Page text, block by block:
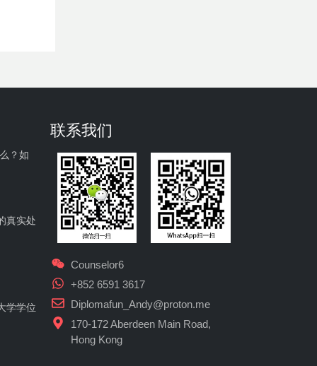
？如
真实处
学学位
联系我们
Counselor6
+852 6591 3617
Diplomafun_Andy@proton.me
170-172 Aberdeen Main Road,
Hong Kong